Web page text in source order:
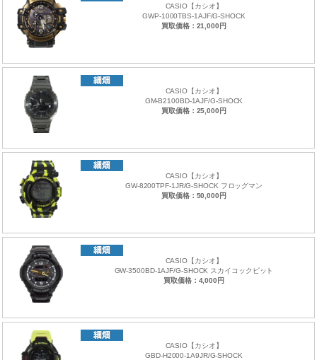
CASIO【カシオ】
GWP-1000TBS-1AJF/G-SHOCK
買取価格：21,000円
CASIO【カシオ】
GM-B2100BD-1AJF/G-SHOCK
買取価格：25,000円
CASIO【カシオ】
GW-8200TPF-1JR/G-SHOCK フロッグマン
買取価格：50,000円
CASIO【カシオ】
GW-3500BD-1AJF/G-SHOCK スカイコックピット
買取価格：4,000円
CASIO【カシオ】
GBD-H2000-1A9JR/G-SHOCK